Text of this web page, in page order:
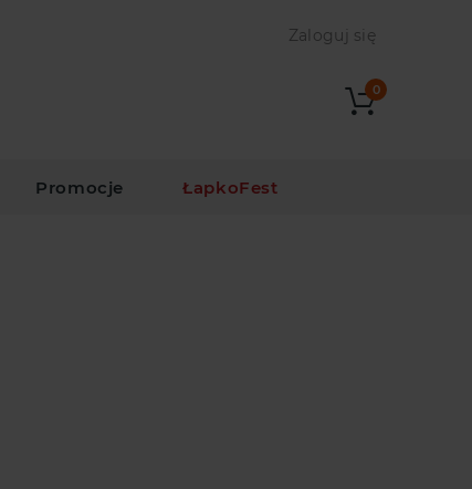
Zaloguj się
0
Promocje ŁapkoFest